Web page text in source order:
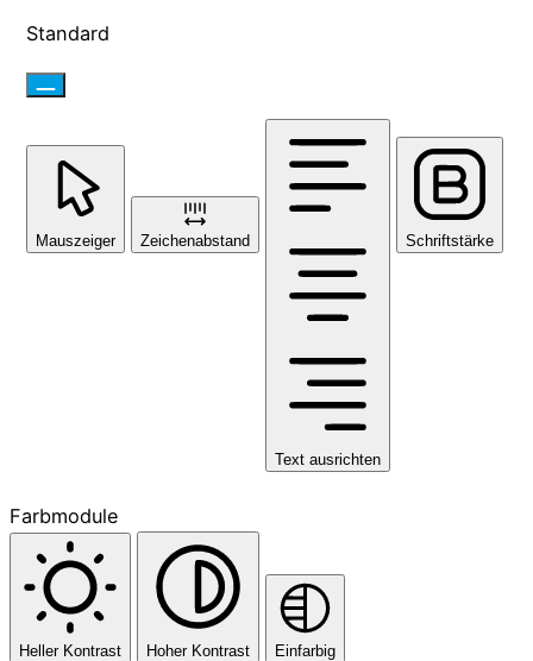
Standard
Mauszeiger Zeichenabstand
Text ausrichten
Schriftstärke
Farbmodule
Heller Kontrast Hoher Kontrast Einfarbig